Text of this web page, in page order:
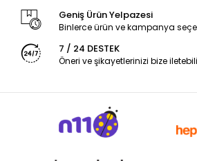
Geniş Ürün Yelpazesi
Binlerce ürün ve kampanya
7 / 24 DESTEK
Öneri ve şikayetlerinizi bize